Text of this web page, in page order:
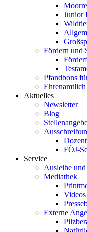
Junior
Fördern und
Pfandbons
Ehrenamtlich
Aktuelles
Newsletter
Blog
FÖJ-
Service
Ausleihe
Mediathek
Videos
Externe